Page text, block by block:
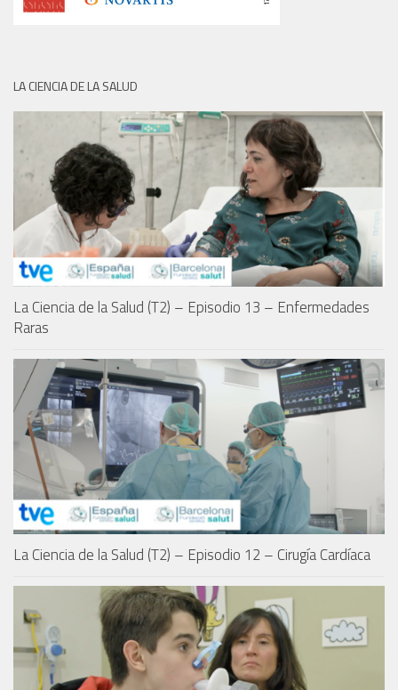
LA CIENCIA DE LA SALUD
La Ciencia de la Salud (T2) – Episodio 13 – Enfermedades
Raras
La Ciencia de la Salud (T2) – Episodio 12 – Cirugía Cardíaca